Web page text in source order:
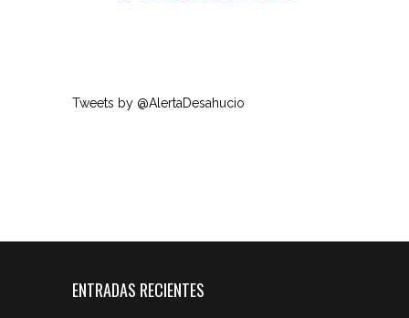
Tweets by @AlertaDesahucio
ENTRADAS RECIENTES